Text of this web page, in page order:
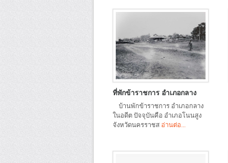
ที่พักข้าราชการ อำเภอกลาง
บ้านพักข้าราชการ อำเภอกลาง
ในอดีต ปัจจุบันคือ อำเภอโนนสูง
จังหวัดนครราชส อ่านต่อ...